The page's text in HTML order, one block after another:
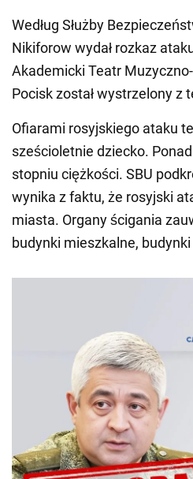
Według Służby
Nikiforow wydał rozkaz
Akademicki Teatr
Pocisk został wystrzelony
Ofiarami rosyjskiego ataku
sześcioletnie dziecko.
stopniu ciężkości. SBU
wynika z faktu, że rosyjski
miasta. Organy ścigania
budynki mieszkalne,